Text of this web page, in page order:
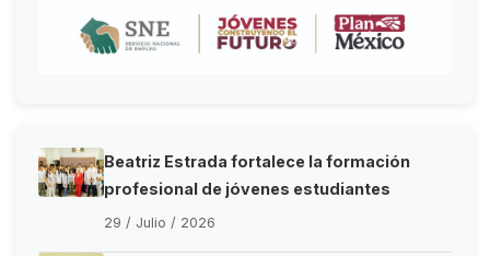
Beatriz Estrada fortalece la formación
profesional de jóvenes estudiantes
29 / Julio / 2026